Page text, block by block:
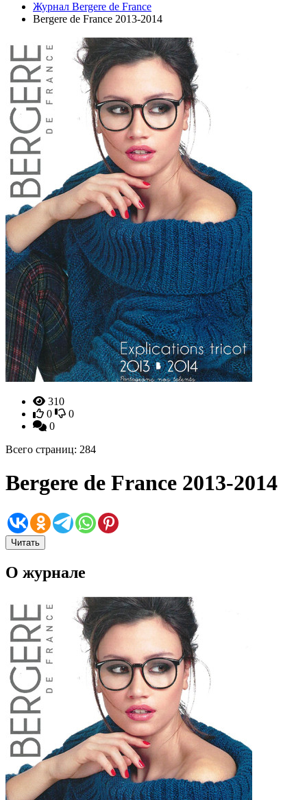
Журнал Bergere de France
Bergere de France 2013-2014
310
0
0
0
Всего страниц: 284
Bergere de France 2013-2014
Читать
О журнале